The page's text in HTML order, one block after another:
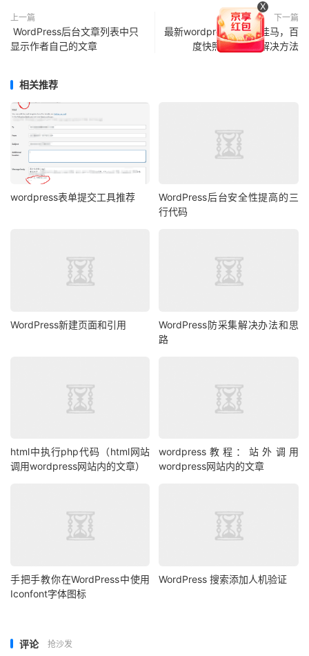
pcl_user_has_concurrent_sessions
) {
return
}
wp_get_all_sessions
	$session
= pcl_get_current_session
$newest
		wp_destroy_other_sessions
} else {
}
上一篇
WordPress后台文章列表中只
显示作者自己的文章
下一篇
最新wordpress程序被挂马，百
度快照被劫持的解决方法
相关推荐
wordpress表单提交工具推荐
WordPress后台安全性提高的三
行代码
WordPress新建页面和引用
WordPress防采集解决办法和思
路
html中执行php代码（html网站
调用wordpress网站内的文章）
wordpress教程：站外调用
wordpress网站内的文章
手把手教你在WordPress中使用
Iconfont字体图标
WordPress 搜索添加人机验证
评论 抢沙发
X